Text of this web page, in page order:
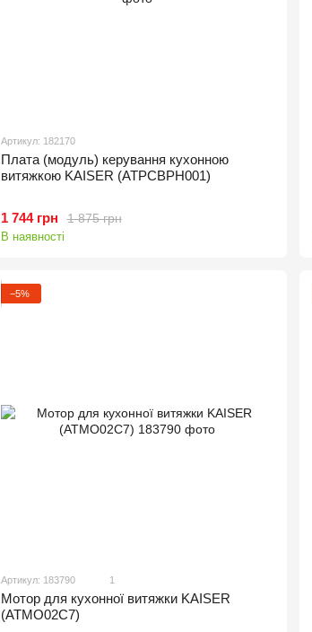
Артикул: 182170
Плата (модуль) керування кухонною
витяжкою KAISER (ATPCBPH001)
1 875 грн
1 744 грн
В наявності
−5%
Артикул: 183790 1
Мотор для кухонної витяжки KAISER
(ATMO02C7)